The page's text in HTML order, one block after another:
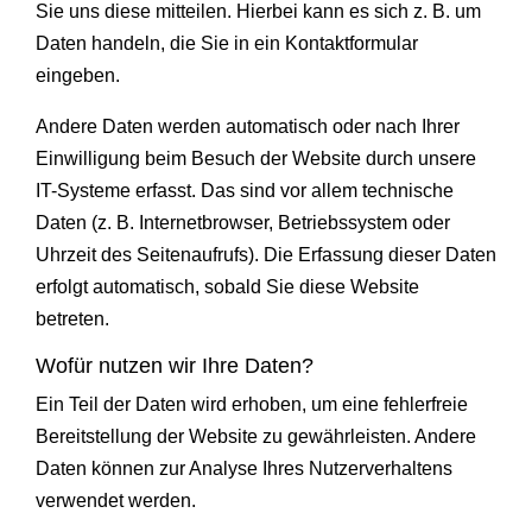
Sie uns diese mitteilen. Hierbei kann es sich z. B. um
Daten handeln, die Sie in ein Kontaktformular
eingeben.
Andere Daten werden automatisch oder nach Ihrer
Einwilligung beim Besuch der Website durch unsere
IT-Systeme erfasst. Das sind vor allem technische
Daten (z. B. Internetbrowser, Betriebssystem oder
Uhrzeit des Seitenaufrufs). Die Erfassung dieser Daten
erfolgt automatisch, sobald Sie diese Website
betreten.
Wofür nutzen wir Ihre Daten?
Ein Teil der Daten wird erhoben, um eine fehlerfreie
Bereitstellung der Website zu gewährleisten. Andere
Daten können zur Analyse Ihres Nutzerverhaltens
verwendet werden.